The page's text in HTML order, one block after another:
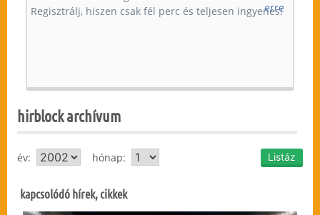
erre
hirblock archívum
év: hónap:
kapcsolódó hírek, cikkek